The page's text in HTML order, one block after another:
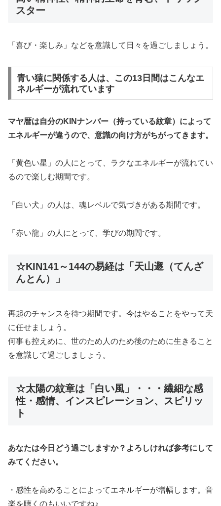
スター
「喜び・楽しみ」などを意識して日々を過ごしましょう。
青い猿に関係する人は、この13日間はこんなエ
ネルギーが流れています
マヤ暦は自分のKINナンバー（持っている紋章）によって
エネルギーが違うので、意識の向け方がちがってきます。
「黄色い星」の人にとって、ラクなエネルギーが流れてい
るので楽しむ期間です。
「白い犬」の人は、魂レベルで気づきがある期間です。
「赤い龍」の人にとって、学びの期間です。
☆KIN141～144の易経は「天山遯（てんざ
んとん）」
再起のチャンスを待つ期間です。今はやることをやって天
に任せましょう。
何事も控えめに、世のため人のため後のために生きること
を意識して過ごしましょう。
☆太陽の紋章は「白い風」・・・繊細な感
性・感情、インスピレーション、スピリッ
ト
あなたは今日どう過ごしますか？よろしければ参考にして
みてください。
・感性を高めることによってエネルギーが増幅します。音
楽を聴くのもいいですね♪